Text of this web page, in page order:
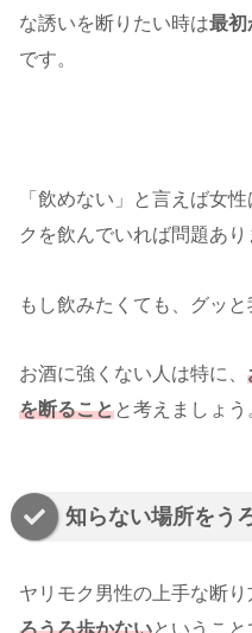
な誘いを断りたい時は最初
です。
「飲めない」と言えば女
クを飲んでいれば問題あり
もし飲みたくても、グッと
お酒に強くない人は特に、
を断ることと考えましょう
知らない場所をう
ヤリモク男性の上手な断り